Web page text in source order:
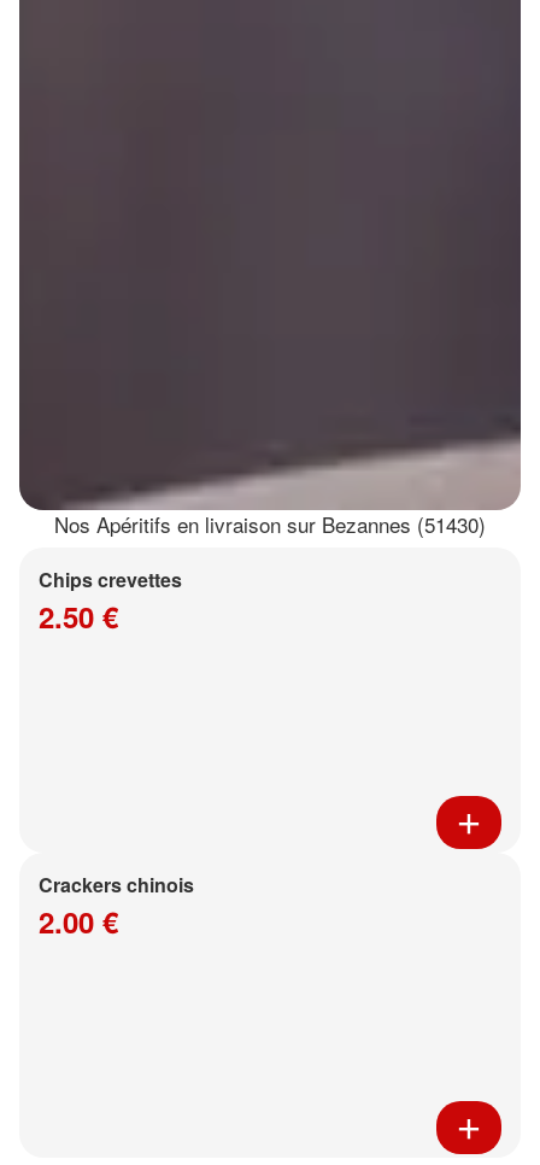
Nos Apéritifs en livraison sur Bezannes (51430)
Chips crevettes
2.50 €
Crackers chinois
2.00 €